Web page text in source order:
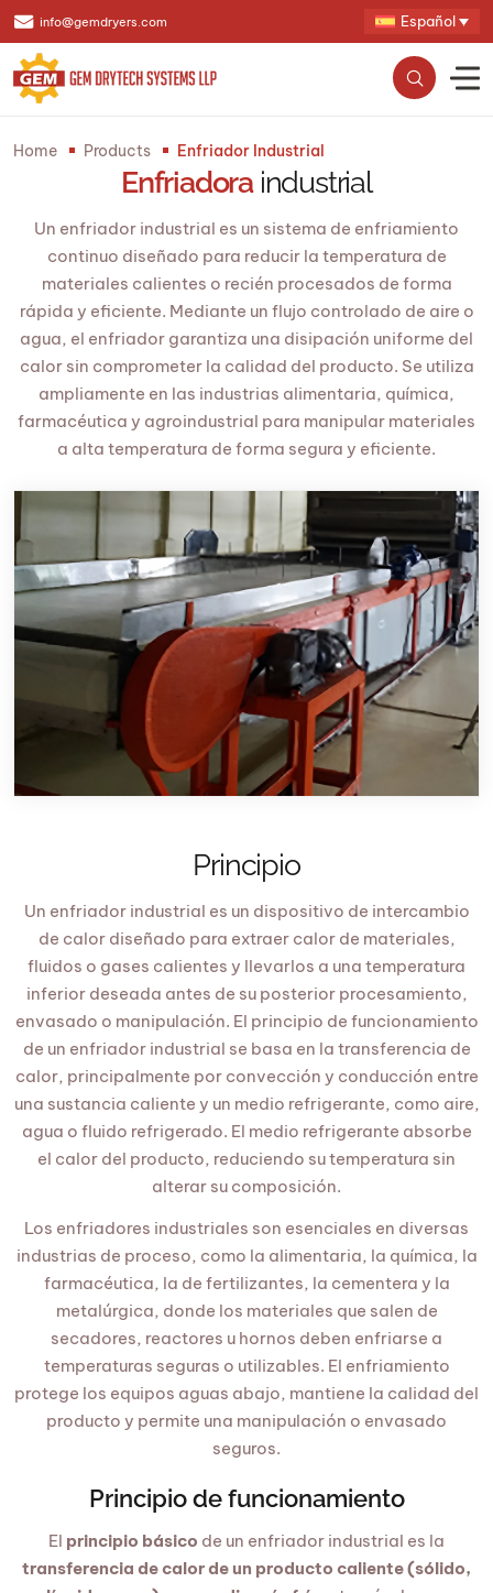
info@gemdryers.com Español
Home Products Enfriador Industrial
Enfriadoraindustrial
Un enfriador industrial es un sistema de enfriamiento
continuo diseñado para reducir la temperatura de
materiales calientes o recién procesados ​​de forma
rápida y eficiente. Mediante un flujo controlado de aire o
agua, el enfriador garantiza una disipación uniforme del
calor sin comprometer la calidad del producto. Se utiliza
ampliamente en las industrias alimentaria, química,
farmacéutica y agroindustrial para manipular materiales
a alta temperatura de forma segura y eficiente.
Principio
Un enfriador industrial es un dispositivo de intercambio
de calor diseñado para extraer calor de materiales,
fluidos o gases calientes y llevarlos a una temperatura
inferior deseada antes de su posterior procesamiento,
envasado o manipulación. El principio de funcionamiento
de un enfriador industrial se basa en la transferencia de
calor, principalmente por convección y conducción entre
una sustancia caliente y un medio refrigerante, como aire,
agua o fluido refrigerado. El medio refrigerante absorbe
el calor del producto, reduciendo su temperatura sin
alterar su composición.
Los enfriadores industriales son esenciales en diversas
industrias de proceso, como la alimentaria, la química, la
farmacéutica, la de fertilizantes, la cementera y la
metalúrgica, donde los materiales que salen de
secadores, reactores u hornos deben enfriarse a
temperaturas seguras o utilizables. El enfriamiento
protege los equipos aguas abajo, mantiene la calidad del
producto y permite una manipulación o envasado
seguros.
Principio de funcionamiento
El principio básico de un enfriador industrial es la
transferencia de calor de un producto caliente (sólido,